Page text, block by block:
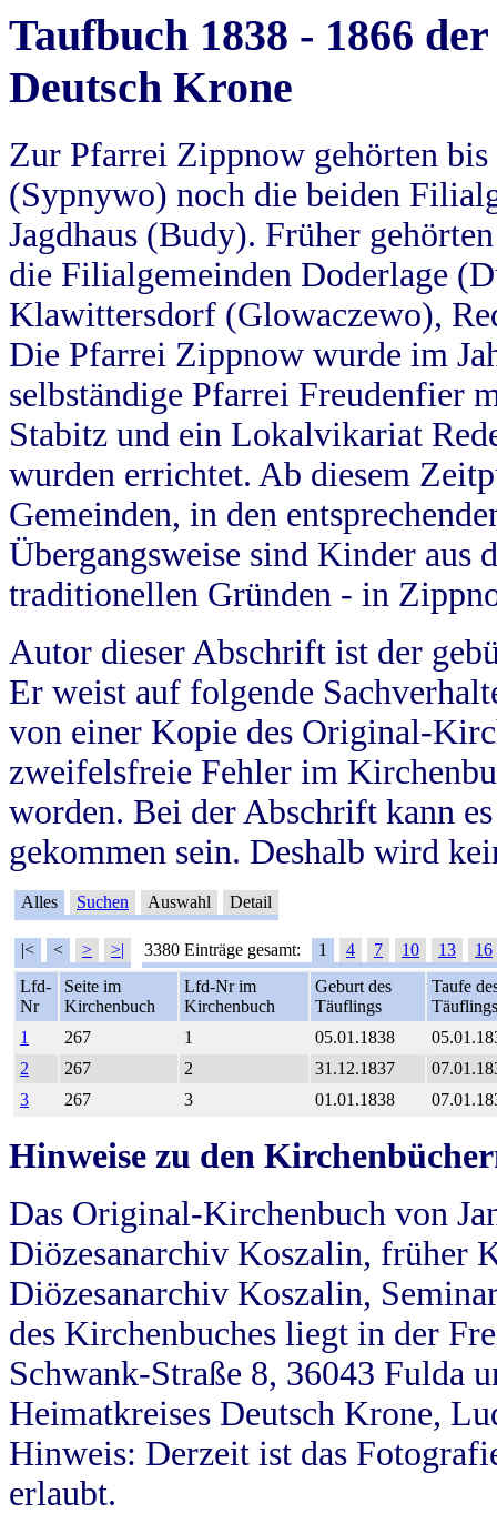
Taufbuch 1838 - 1866
Deutsch Krone
Zur Pfarrei Zippnow gehörten
(Sypnywo) noch die beiden
Jagdhaus (Budy). Früher
die Filialgemeinden Doderlage
Klawittersdorf (Glowaczewo),
Die Pfarrei Zippnow wurde im
selbständige Pfarrei Freudenfier
Stabitz und ein Lokalvikariat
wurden errichtet. Ab diesem
Gemeinden, in den
Übergangsweise sind Kinder aus
traditionellen Gründen - in
Autor dieser Abschrift ist der
Er weist auf folgende
von einer Kopie des Original-
zweifelsfreie Fehler im
worden. Bei der Abschrift kann
gekommen sein. Deshalb wird
Alles Suchen Auswahl Detail
|< < > >| 3380 Einträge gesamt: 1 4 7 10 13
16
Lfd-
Nr
Seite im
Kirchenbuch
Lfd-Nr im
Kirchenbuch
Geburt des
Täuflings
Taufe
Täuflings
1
267 1 05.01.1838
2
267 2 31.12.1837
3
267 3 01.01.1838
Hinweise zu den
Das Original-Kirchenbuch von
Diözesanarchiv Koszalin, früher
Diözesanarchiv Koszalin,
des Kirchenbuches liegt in der
Schwank-Straße 8, 36043 Fulda
Heimatkreises Deutsch Krone,
Hinweis: Derzeit ist das
erlaubt.